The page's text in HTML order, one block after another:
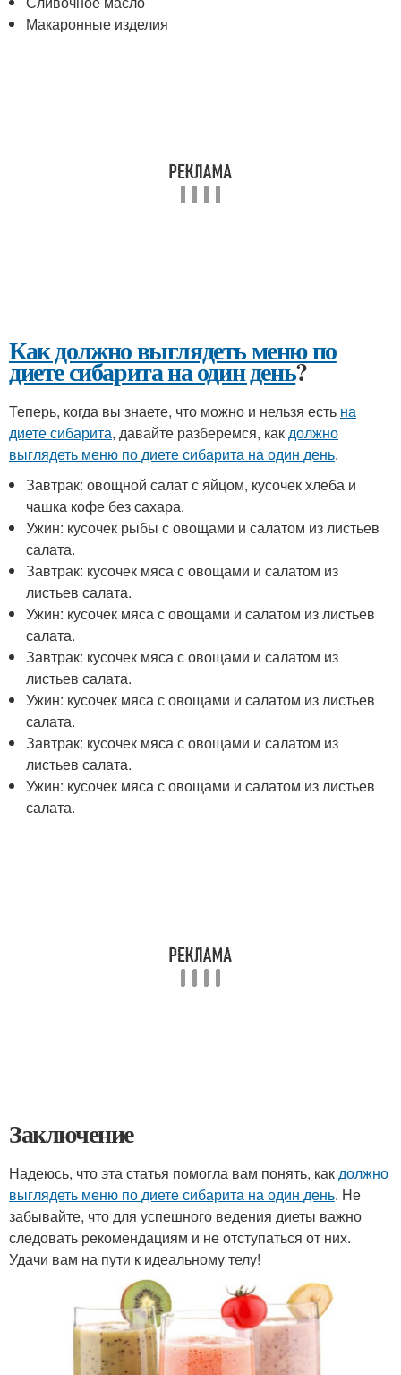
Макаронные изделия
Как должно выглядеть меню по
диете сибарита на один день?
Теперь, когда вы знаете, что можно и нельзя есть на
диете сибарита, давайте разберемся, какдолжно
выглядеть меню по диете сибарита на один день.
Завтрак: овощной салат с яйцом, кусочек хлеба и
чашка кофе без сахара.
Ужин: кусочек рыбы с овощами и салатом из листьев
салата.
Завтрак: кусочек мяса с овощами и салатом из
листьев салата.
Ужин: кусочек мяса с овощами и салатом из листьев
салата.
Завтрак: кусочек мяса с овощами и салатом из
листьев салата.
Ужин: кусочек мяса с овощами и салатом из листьев
салата.
Завтрак: кусочек мяса с овощами и салатом из
листьев салата.
Ужин: кусочек мяса с овощами и салатом из листьев
салата.
Заключение
Надеюсь, что эта статья помогла вам понять, какдолжно
выглядеть меню по диете сибарита на один день. Не
забывайте, что для успешного ведения диеты важно
следовать рекомендациям и не отступаться от них.
Удачи вам на пути к идеальному телу!